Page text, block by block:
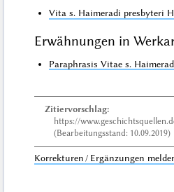
Vita s. Haimeradi presbyteri
Erwähnungen in
Paraphrasis Vitae s.
Zitiervorschlag:
https://
(Bearbeitungsstand: 10.09.2019)
Korrekturen / Ergänzungen